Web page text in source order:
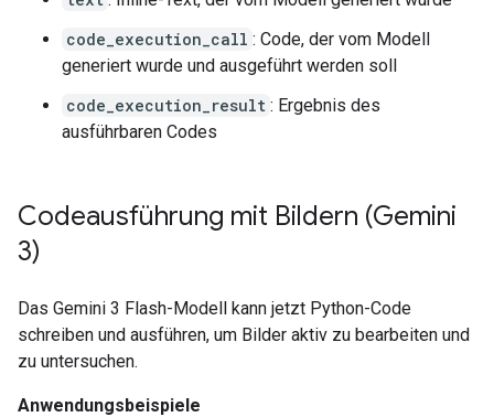
code_execution_call : Code, der vom Modell
generiert wurde und ausgeführt werden soll
code_execution_result : Ergebnis des
ausführbaren Codes
Codeausführung mit Bildern (Gemini
3)
Das Gemini 3 Flash-Modell kann jetzt Python-Code
schreiben und ausführen, um Bilder aktiv zu bearbeiten und
zu untersuchen.
Anwendungsbeispiele